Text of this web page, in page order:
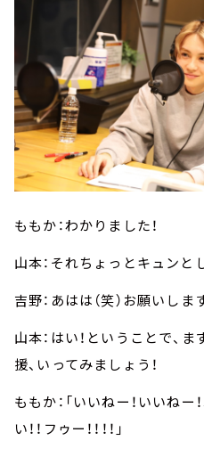
ももか：わかりました！
山本：それちょっとキュンと
吉野：あはは（笑）お願いしま
山本：はい！ということで、
援、いってみましょう！
ももか：「いいねー！いいね
い！！フゥー！！！！」